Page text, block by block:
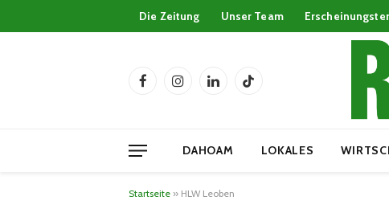
Die Zeitung Unser Team
FacebookInstagramLinkedInTikTok
DAHOAM LOKALES
Startseite » HLW Leoben